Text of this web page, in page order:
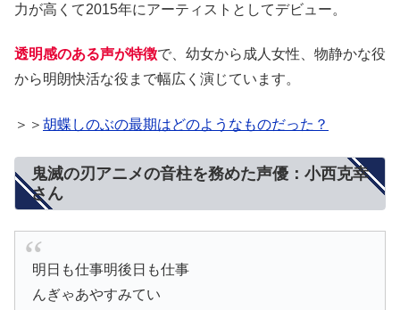
力が高くて2015年にアーティストとしてデビュー。
透明感のある声が特徴で、幼女から成人女性、物静かな役
から明朗快活な役まで幅広く演じています。
＞＞ 胡蝶しのぶの最期はどのようなものだった？
鬼滅の刃アニメの音柱を務めた声優：小西克幸
さん
明日も仕事明後日も仕事
んぎゃあやすみてい